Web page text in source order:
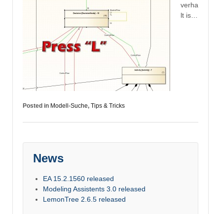
verha
lt is…
Posted in Modell-Suche, Tips & Tricks
News
EA 15.2.1560 released
Modeling Assistents 3.0 released
LemonTree 2.6.5 released